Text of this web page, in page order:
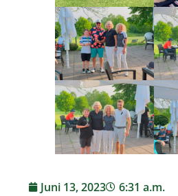
Juni 13, 2023 6:31 a.m.